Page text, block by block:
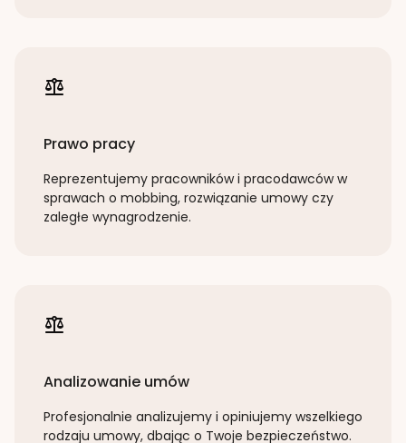
Prawo pracy
Reprezentujemy pracowników i pracodawców w
sprawach o mobbing, rozwiązanie umowy czy
zaległe wynagrodzenie.
Analizowanie umów
Profesjonalnie analizujemy i opiniujemy wszelkiego
rodzaju umowy, dbając o Twoje bezpieczeństwo.